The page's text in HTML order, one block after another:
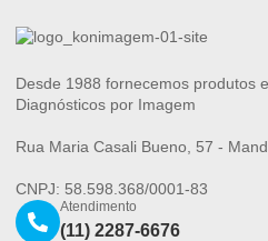
Desde 1988 fornecemos produtos
Diagnósticos por Imagem
Rua Maria Casali Bueno, 57 -
CNPJ: 58.598.368/0001-83
Atendimento
(11) 2287-6676